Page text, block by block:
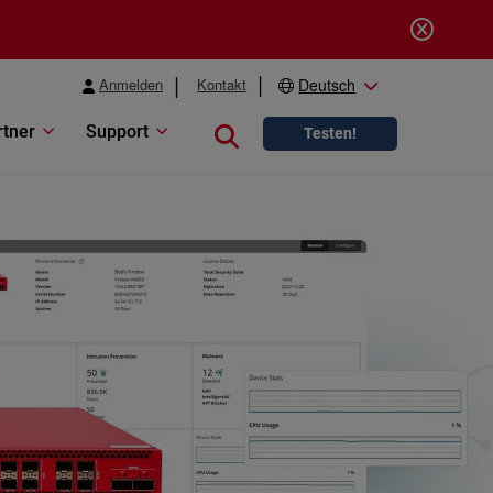
Anmelden Kontakt Deutsch
Support Close search
Testen!